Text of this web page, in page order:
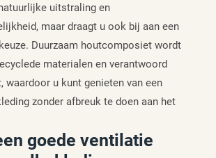
uitstraling en
maar draagt u ook bij aan een
Duurzaam houtcomposiet wordt
materialen en verantwoord
waardoor u kunt genieten van een
zonder afbreuk te doen aan het
goede ventilatie